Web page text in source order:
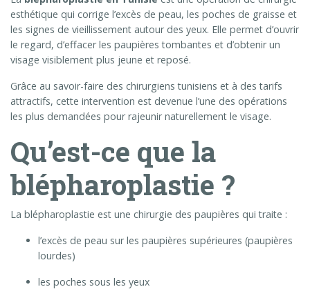
esthétique qui corrige l’excès de peau, les poches de graisse et
les signes de vieillissement autour des yeux. Elle permet d’ouvrir
le regard, d’effacer les paupières tombantes et d’obtenir un
visage visiblement plus jeune et reposé.
Grâce au savoir-faire des chirurgiens tunisiens et à des tarifs
attractifs, cette intervention est devenue l’une des opérations
les plus demandées pour rajeunir naturellement le visage.
Qu’est-ce que la
blépharoplastie ?
La blépharoplastie est une chirurgie des paupières qui traite :
l’excès de peau sur les paupières supérieures (paupières
lourdes)
les poches sous les yeux